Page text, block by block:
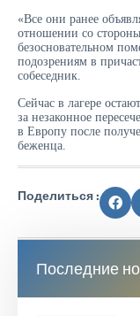
«Все они ранее
отношении со
безосновательном
подозрениям в
собеседник.
Сейчас в лагере
за незаконное
в Европу после
беженца.
Поделиться :
Последние